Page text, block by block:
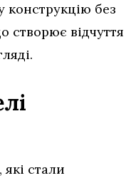
конструкцію без
створює відчуття
стали